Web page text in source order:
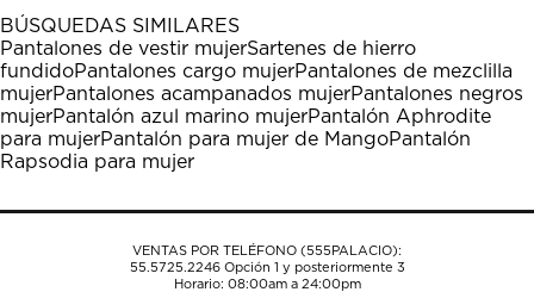
1
estrella
Esta
acción
abrirá
el
formulario
de
estrellas.
Esta
acción
abrirá
el
formulario
de
estrellas.
Esta
acción
abrirá
el
formulario
de
estrellas.
Esta
acción
abrirá
el
formulario
de
estrellas.
Esta
acción
abrirá
el
formulario
de
BÚSQUEDAS SIMILARES
Pantalones de vestir mujerSartenes de hierro
fundidoPantalones cargo mujerPantalones de mezclilla
mujerPantalones acampanados mujerPantalones negros
mujerPantalón azul marino mujerPantalón Aphrodite
para mujerPantalón para mujer de MangoPantalón
Rapsodia para mujer
VENTAS POR TELÉFONO (555PALACIO):
55.5725.2246Opción 1 y posteriormente 3
Horario: 08:00am a 24:00pm